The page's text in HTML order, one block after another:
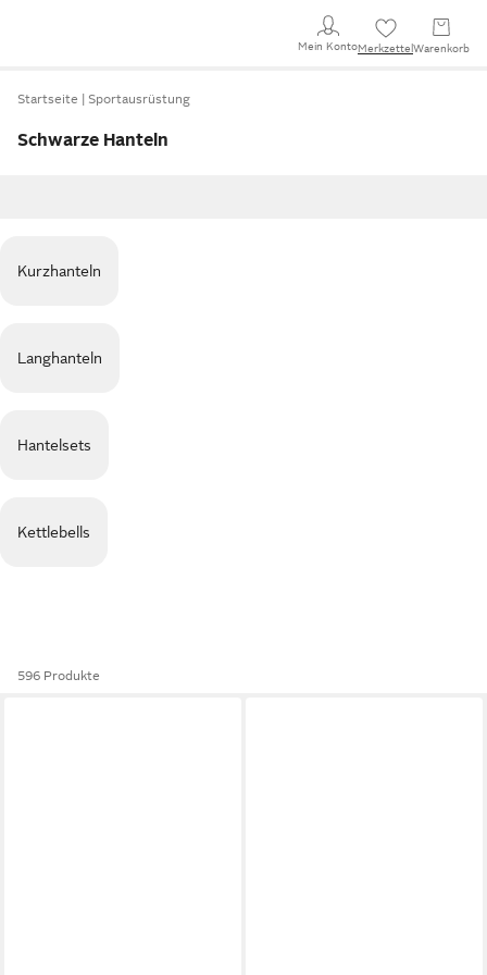
Mein KontoMerkzettel Warenkorb
Startseite Sportausrüstung
Schwarze Hanteln
Kurzhanteln
Langhanteln
Hantelsets
Kettlebells
596 Produkte